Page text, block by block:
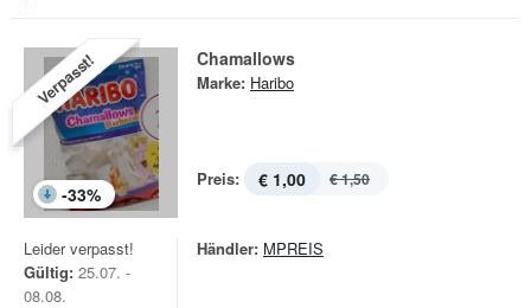
Verpasst!
-33%
Chamallows
Marke: Haribo
Preis: € 1,00 € 1,50
Leider verpasst!
Gültig: 25.07. -
08.08.
Händler: MPREIS